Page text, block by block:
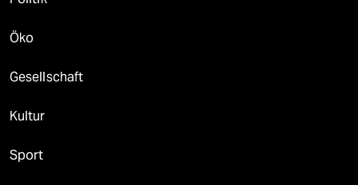
Öko
Gesellschaft
Kultur
Sport